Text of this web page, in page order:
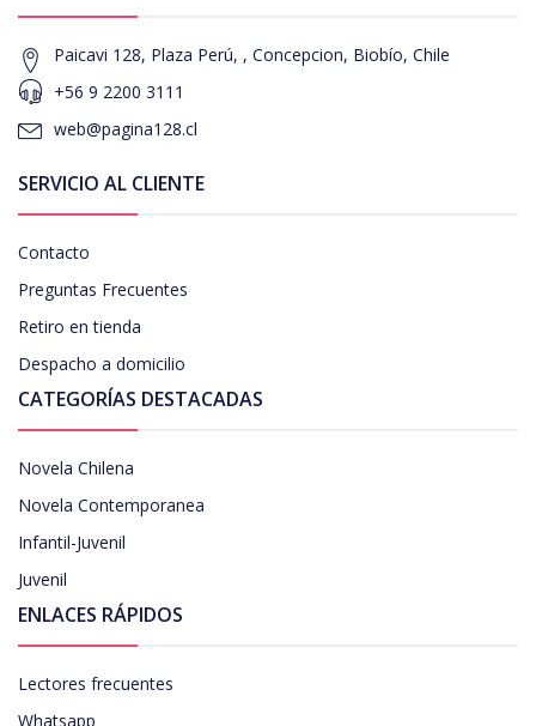
Paicavi 128, Plaza Perú, , Concepcion, Biobío, Chile
+56 9 2200 3111
web@pagina128.cl
SERVICIO AL CLIENTE
Contacto
Preguntas Frecuentes
Retiro en tienda
Despacho a domicilio
CATEGORÍAS DESTACADAS
Novela Chilena
Novela Contemporanea
Infantil-Juvenil
Juvenil
ENLACES RÁPIDOS
Lectores frecuentes
Whatsapp